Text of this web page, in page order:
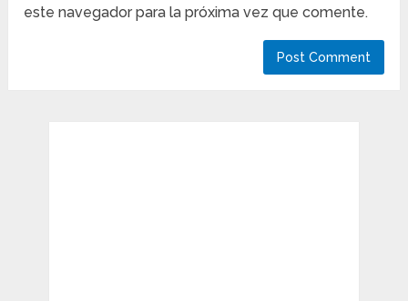
este navegador para la próxima vez que comente.